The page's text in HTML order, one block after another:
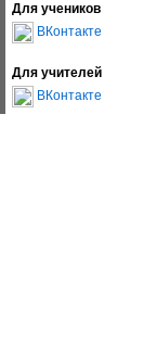
Для учеников
ВКонтакте
Для учителей
ВКонтакте